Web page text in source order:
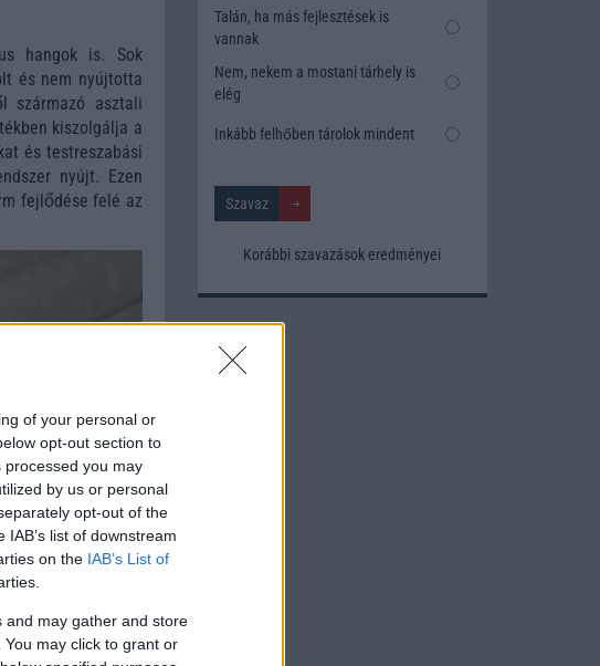
of your personal or
opt-out section to
you may
by us or personal
opt-out of the
list of downstream
on the IAB’s List of
and may gather and store
may click to grant or
hangok is. Sok
és nem nyújtotta
származó asztali
kiszolgálja a
és testreszabási
nyújt. Ezen
fejlődése felé az
Talán, ha más fejlesztések is
vannak
Nem, nekem a mostani tárhely is
elég
Inkább felhőben tárolok mindent
Korábbi szavazások eredményei